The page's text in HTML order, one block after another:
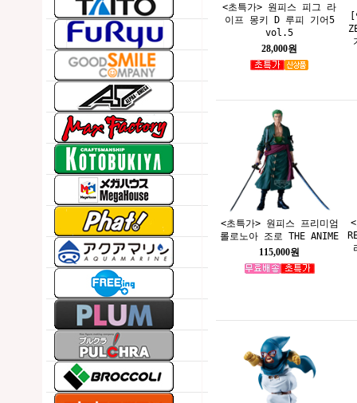
<초특가> 원피스 피그 라
이프 몽키 D 루피 기어5
vol.5
28,000원
[
<초특가> 원피스 프리미엄
롤로노아 조로 THE ANIME
115,000원